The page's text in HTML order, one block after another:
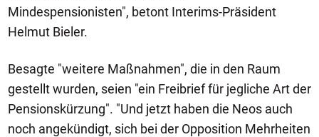
Mindespensionisten", betont Interims-Präsident
Helmut Bieler.
Besagte "weitere Maßnahmen", die in den Raum
gestellt wurden, seien "ein Freibrief für jegliche Art der
Pensionskürzung". "Und jetzt haben die Neos auch
noch angekündigt, sich bei der Opposition Mehrheiten